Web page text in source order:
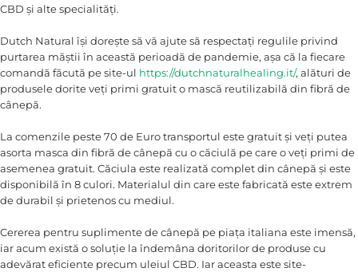
CBD și alte specialități.
Dutch Natural își dorește să vă ajute să respectați regulile privind
purtarea măștii în această perioadă de pandemie, așa că la fiecare
comandă făcută pe site-ul https://dutchnaturalhealing.it/, alături de
produsele dorite veți primi gratuit o mască reutilizabilă din fibră de
cânepă.
La comenzile peste 70 de Euro transportul este gratuit și veți putea
asorta masca din fibră de cânepă cu o căciulă pe care o veți primi de
asemenea gratuit. Căciula este realizată complet din cânepă și este
disponibilă în 8 culori. Materialul din care este fabricată este extrem
de durabil și prietenos cu mediul.
Cererea pentru suplimente de cânepă pe piața italiana este imensă,
iar acum există o soluție la îndemâna doritorilor de produse cu
adevărat eficiente precum uleiul CBD. Iar aceasta este site-